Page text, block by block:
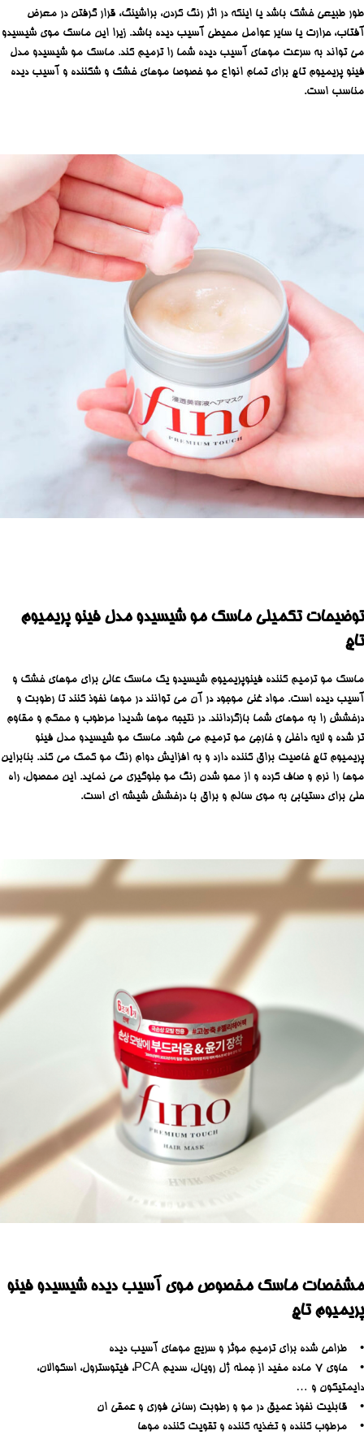
طور طبیعی خشک باشد یا اینکه در اثر رنگ کردن، براشینگ، قرار گرفتن در معرض
آفتاب، حرارت یا سایر عوامل محیطی آسیب دیده باشد. زیرا این ماسک موی شیسیدو
می تواند به سرعت موهای آسیب دیده شما را ترمیم کند. ماسک مو شیسیدو مدل
فینو پریمیوم تاچ برای تمام انواع مو خصوصا موهای خشک و شکننده و آسیب دیده
مناسب است.
توضیحات تکمیلی ماسک مو شیسیدو مدل فینو پریمیوم
تاچ
ماسک مو ترمیم کننده فینوپریمیوم شیسیدو یک ماسک عالی برای موهای خشک و
آسیب دیده است. مواد غنی موجود در آن می توانند در موها نفوذ کنند تا رطوبت و
درخشش را به موهای شما بازگردانند. در نتیجه موها شدیدا مرطوب و محکم و مقاوم
تر شده و لایه داخلی و خارجی مو ترمیم می شود. ماسک مو شیسیدو مدل فینو
پریمیوم تاچ خاصیت براق کننده دارد و به افزایش دوام رنگ مو کمک می کند. بنابراین
موها را نرم و صاف کرده و از محو شدن رنگ مو جلوگیری می نماید. این محصول، راه
حلی برای دستیابی به موی سالم و براق با درخشش شیشه ای است.
مشخصات ماسک مخصوص موی آسیب دیده شیسیدو فینو
پریمیوم تاچ
• طراحی شده برای ترمیم موثر و سریع موهای آسیب دیده
• حاوی 7 ماده مفید از جمله ژل رویال، سدیم PCA، فیتوسترول، اسکوالان،
دایمتیکون و …
• قابلیت نفوذ عمیق در مو و رطوبت رسانی فوری و عمقی ان
• مرطوب کننده و تغذیه کننده و تقویت کننده موها